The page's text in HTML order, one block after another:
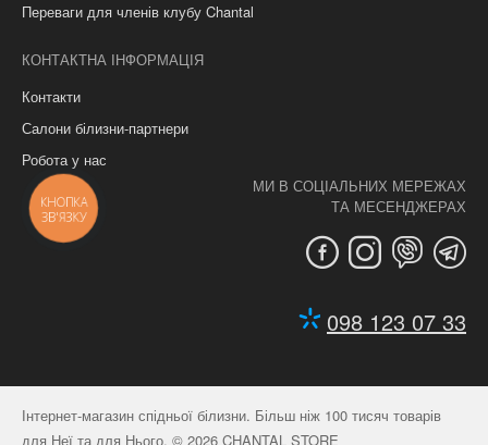
Переваги для членів клубу Chantal
КОНТАКТНА ІНФОРМАЦІЯ
Контакти
Салони білизни-партнери
Робота у нас
МИ В СОЦІАЛЬНИХ МЕРЕЖАХ
ТА МЕСЕНДЖЕРАХ
098 123 07 33
Інтернет-магазин спідньої білизни. Більш ніж 100 тисяч товарів
для Неї та для Нього. © 2026 CHANTAL STORE
КНОПКА
ЗВ'ЯЗКУ